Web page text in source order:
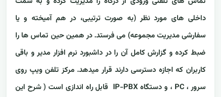
داخلی های مورد نظر (به صورت ترتیبی، در هم آمیخته و یا
سفارشی مدیریت مجموعه) می فرستد. در همین حین تماس ها را
ضبط کرده و گزارش کامل آن را در داشبورد نرم افزار مدیر و باقی
کاربران که اجازه دسترسی دارند قرار میدهد. مرکز تلفن ویپ روی
سرور ، PC ، و دستگاه IP-PBX قابل راه اندازی است ( شرح این